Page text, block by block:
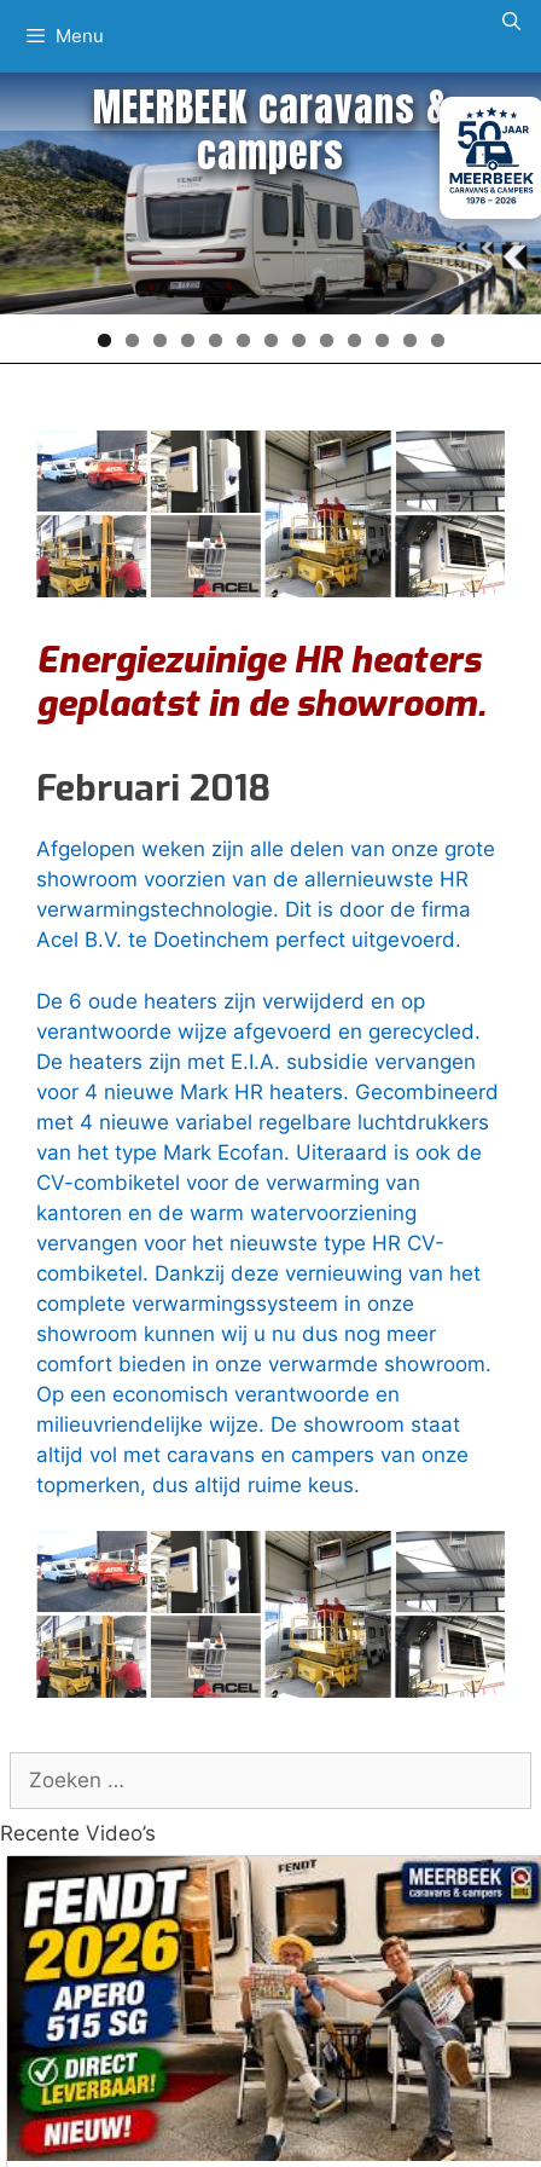
naar
de
inhoud
Menu
MEERBEEK caravans &
campers
Energiezuinige HR heaters
geplaatst in de showroom.
Februari 2018
Afgelopen weken zijn alle delen van onze grote
showroom voorzien van de allernieuwste HR
verwarmingstechnologie. Dit is door de firma
Acel B.V. te Doetinchem perfect uitgevoerd.
De 6 oude heaters zijn verwijderd en op
verantwoorde wijze afgevoerd en gerecycled.
De heaters zijn met E.I.A. subsidie vervangen
voor 4 nieuwe Mark HR heaters. Gecombineerd
met 4 nieuwe variabel regelbare luchtdrukkers
van het type Mark Ecofan. Uiteraard is ook de
CV-combiketel voor de verwarming van
kantoren en de warm watervoorziening
vervangen voor het nieuwste type HR CV-
combiketel. Dankzij deze vernieuwing van het
complete verwarmingssysteem in onze
showroom kunnen wij u nu dus nog meer
comfort bieden in onze verwarmde showroom.
Op een economisch verantwoorde en
milieuvriendelijke wijze. De showroom staat
altijd vol met caravans en campers van onze
topmerken, dus altijd ruime keus.
Zoek
Recente Video’s